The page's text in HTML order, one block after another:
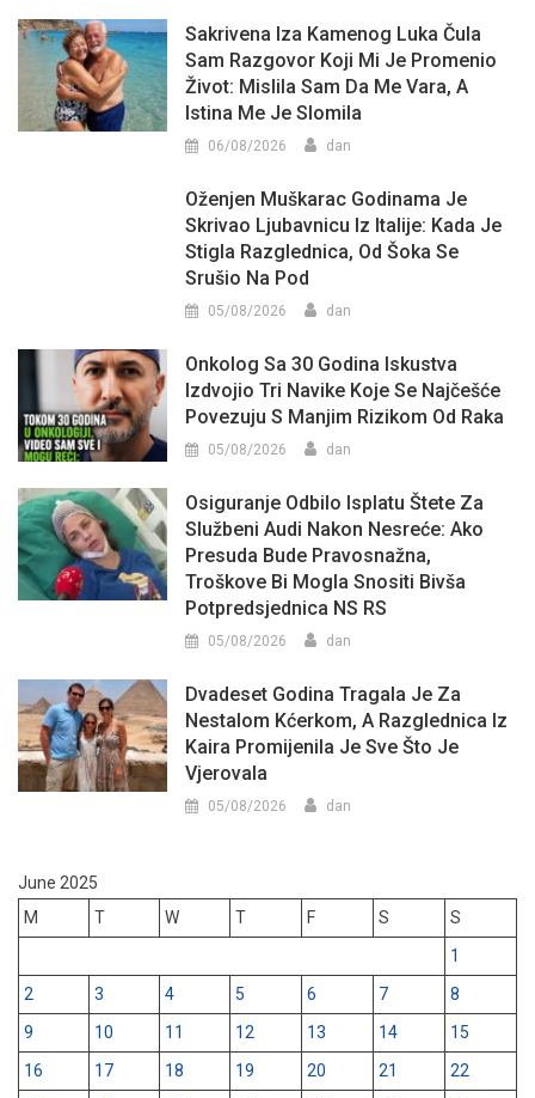
Sakrivena Iza Kamenog Luka Čula
Sam Razgovor Koji Mi Je Promenio
Život: Mislila Sam Da Me Vara, A
Istina Me Je Slomila
06/08/2026 dan
Oženjen Muškarac Godinama Je
Skrivao Ljubavnicu Iz Italije: Kada Je
Stigla Razglednica, Od Šoka Se
Srušio Na Pod
05/08/2026 dan
Onkolog Sa 30 Godina Iskustva
Izdvojio Tri Navike Koje Se Najčešće
Povezuju S Manjim Rizikom Od Raka
05/08/2026 dan
Osiguranje Odbilo Isplatu Štete Za
Službeni Audi Nakon Nesreće: Ako
Presuda Bude Pravosnažna,
Troškove Bi Mogla Snositi Bivša
Potpredsjednica NS RS
05/08/2026 dan
Dvadeset Godina Tragala Je Za
Nestalom Kćerkom, A Razglednica Iz
Kaira Promijenila Je Sve Što Je
Vjerovala
05/08/2026 dan
June 2025
M
T W T F S
S
1
2
3 4 5 6 7
8
9
10 11 12 13 14
15
16
17 18 19 20 21
22